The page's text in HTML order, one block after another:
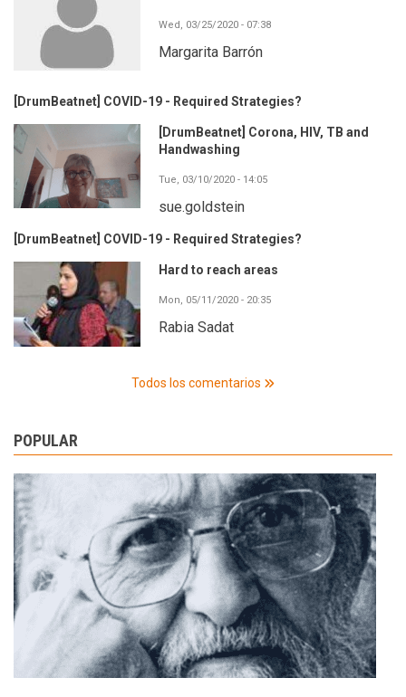
Wed, 03/25/2020 - 07:38
Margarita Barrón
[DrumBeatnet] COVID-19 - Required Strategies?
[DrumBeatnet] Corona, HIV, TB and
Handwashing
Tue, 03/10/2020 - 14:05
sue.goldstein
[DrumBeatnet] COVID-19 - Required Strategies?
Hard to reach areas
Mon, 05/11/2020 - 20:35
Rabia Sadat
Todos los comentarios
POPULAR